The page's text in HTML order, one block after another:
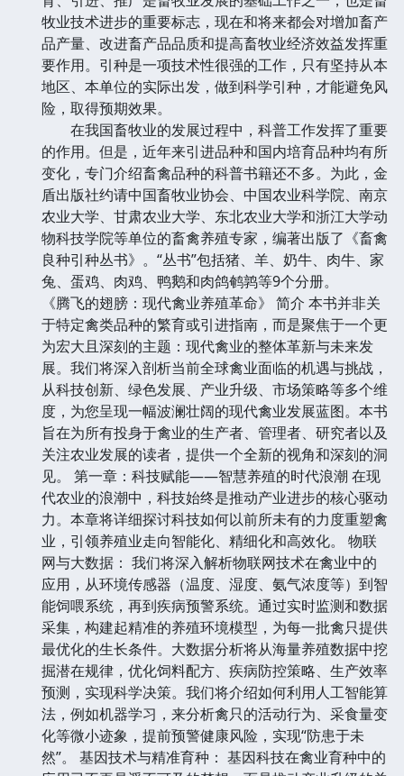
牧业技术进步的重要标志，现在和将来都会对增加畜产
品产量、改进畜产品品质和提高畜牧业经济效益发挥重
要作用。引种是一项技术性很强的工作，只有坚持从本
地区、本单位的实际出发，做到科学引种，才能避免风
险，取得预期效果。
在我国畜牧业的发展过程中，科普工作发挥了重要
的作用。但是，近年来引进品种和国内培育品种均有所
变化，专门介绍畜禽品种的科普书籍还不多。为此，金
盾出版社约请中国畜牧业协会、中国农业科学院、南京
农业大学、甘肃农业大学、东北农业大学和浙江大学动
物科技学院等单位的畜禽养殖专家，编著出版了《畜禽
良种引种丛书》。“丛书”包括猪、羊、奶牛、肉牛、家
兔、蛋鸡、肉鸡、鸭鹅和肉鸽鹌鹑等9个分册。
《腾飞的翅膀：现代禽业养殖革命》 简介 本书并非关
于特定禽类品种的繁育或引进指南，而是聚焦于一个更
为宏大且深刻的主题：现代禽业的整体革新与未来发
展。我们将深入剖析当前全球禽业面临的机遇与挑战，
从科技创新、绿色发展、产业升级、市场策略等多个维
度，为您呈现一幅波澜壮阔的现代禽业发展蓝图。本书
旨在为所有投身于禽业的生产者、管理者、研究者以及
关注农业发展的读者，提供一个全新的视角和深刻的洞
见。 第一章：科技赋能——智慧养殖的时代浪潮 在现
代农业的浪潮中，科技始终是推动产业进步的核心驱动
力。本章将详细探讨科技如何以前所未有的力度重塑禽
业，引领养殖业走向智能化、精细化和高效化。 物联
网与大数据： 我们将深入解析物联网技术在禽业中的
应用，从环境传感器（温度、湿度、氨气浓度等）到智
能饲喂系统，再到疾病预警系统。通过实时监测和数据
采集，构建起精准的养殖环境模型，为每一批禽只提供
最优化的生长条件。大数据分析将从海量养殖数据中挖
掘潜在规律，优化饲料配方、疾病防控策略、生产效率
预测，实现科学决策。我们将介绍如何利用人工智能算
法，例如机器学习，来分析禽只的活动行为、采食量变
化等微小迹象，提前预警健康风险，实现“防患于未
然”。 基因技术与精准育种： 基因科技在禽业育种中的